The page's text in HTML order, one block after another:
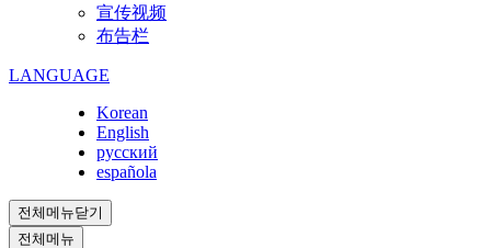
宣传视频
布告栏
LANGUAGE
Korean
English
русский
española
전체메뉴닫기
전체메뉴